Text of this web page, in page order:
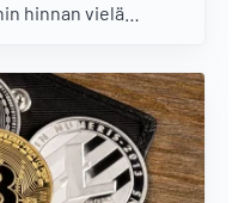
hinnan vielä